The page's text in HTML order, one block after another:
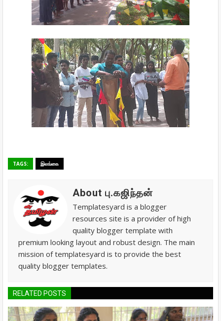
TAGS: இலங்கை
About பு.கஜிந்தன்
Templatesyard is a blogger
resources site is a provider of high
quality blogger template with
premium looking layout and robust design. The main
mission of templatesyard is to provide the best
quality blogger templates.
RELATED POSTS